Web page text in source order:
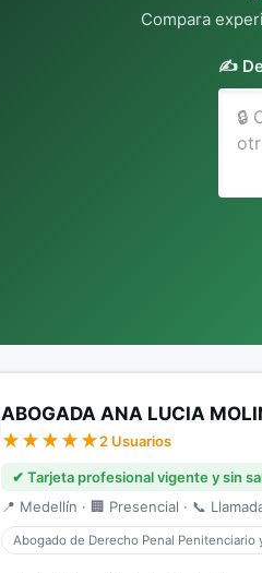
Compara
✍️
ABOGADA ANA LUCIA
2 Usuarios
✔ Tarjeta profesional vigente y sin
📍 Medellín · 🏢 Presencial · 📞
Abogado de Derecho Penal Penitenciario